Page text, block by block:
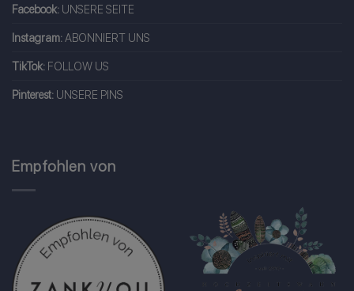
Facebook: UNSERE SEITE
Instagram:ABONNIERT UNS
TikTok: FOLLOW US
Pinterest: UNSERE PINS
Empfohlen von